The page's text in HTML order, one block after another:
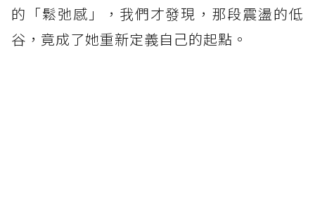
的「鬆弛感」，我們才發現，那段震盪的低
谷，竟成了她重新定義自己的起點。